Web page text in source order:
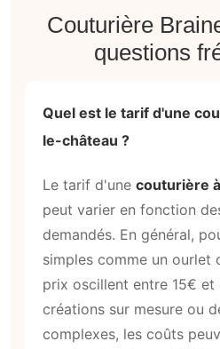
Couturière
questions
Quel est le tarif d'une
le-château ?
Le tarif d'une couturière
peut varier en fonction
demandés. En général,
simples comme un ourlet
prix oscillent entre 15€ et
créations sur mesure ou
complexes, les coûts